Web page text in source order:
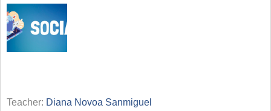
Teacher: Diana Novoa Sanmiguel